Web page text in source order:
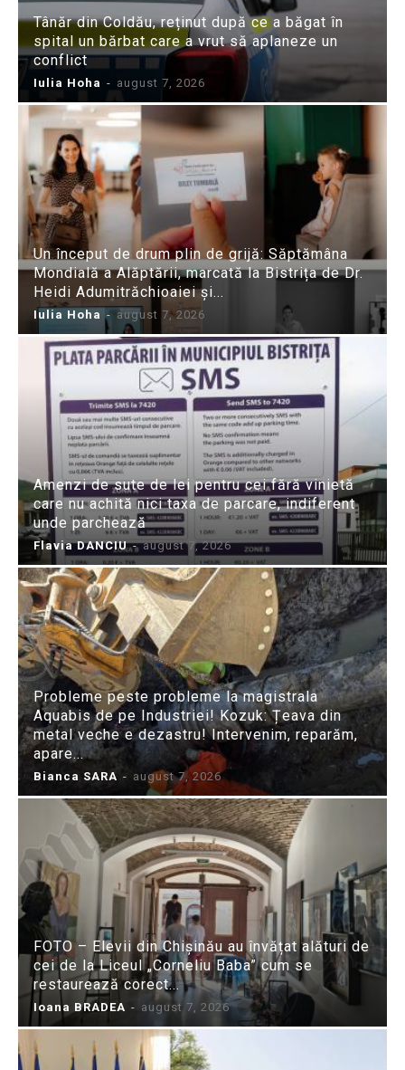
Tânăr din Coldău, reținut după ce a băgat în
spital un bărbat care a vrut să aplaneze un
conflict
Iulia Hoha - august 7, 2026
Un început de drum plin de grijă: Săptămâna
Mondială a Alăptării, marcată la Bistrița de Dr.
Heidi Adumitrăchioaiei și...
Iulia Hoha - august 7, 2026
Amenzi de sute de lei pentru cei fără vinietă
care nu achită nici taxa de parcare, indiferent
unde parchează
Flavia DANCIU - august 7, 2026
Probleme peste probleme la magistrala
Aquabis de pe Industriei! Kozuk: Țeava din
metal veche e dezastru! Intervenim, reparăm,
apare...
Bianca SARA - august 7, 2026
FOTO – Elevii din Chișinău au învățat alături de
cei de la Liceul „Corneliu Baba” cum se
restaurează corect...
Ioana BRADEA - august 7, 2026